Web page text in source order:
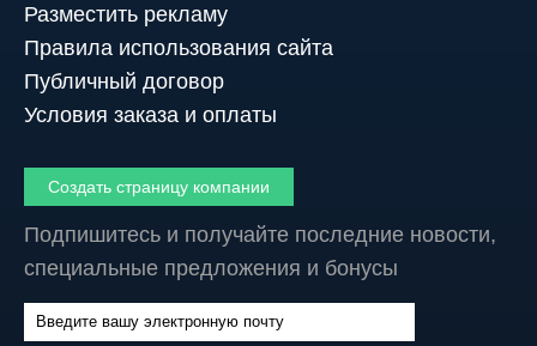
Разместить рекламу
Правила использования сайта
Публичный договор
Условия заказа и оплаты
Создать страницу компании
Подпишитесь и получайте последние новости,
специальные предложения и бонусы